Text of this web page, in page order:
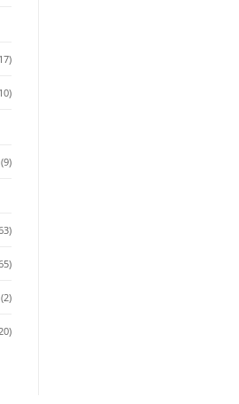
(9)
(2)